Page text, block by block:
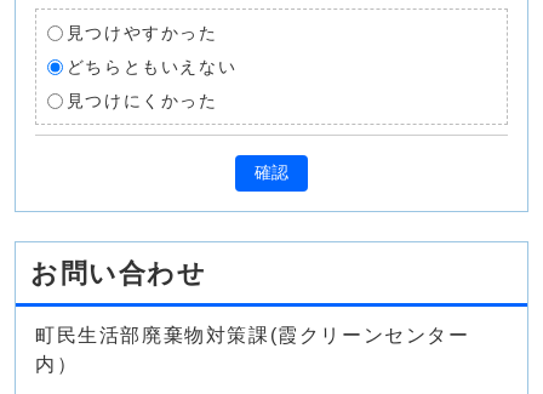
見つけやすかった
どちらともいえない
見つけにくかった
確認
お問い合わせ
町民生活部廃棄物対策課(霞クリーンセンター
内）